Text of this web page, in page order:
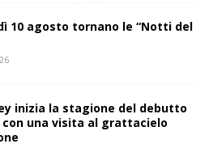
10 agosto tornano le “Notti del
inizia la stagione del debutto
con una visita al grattacielo